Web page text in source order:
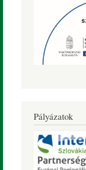
Pályázatok